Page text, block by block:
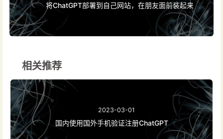
将ChatGPT部署到自己网站，在朋友面前装起来
相关推荐
2023-03-01
国内使用国外手机验证注册ChatGPT